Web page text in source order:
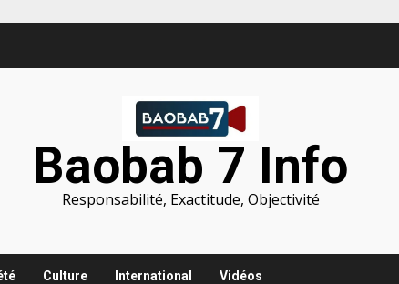
Baobab 7 Info
Responsabilité, Exactitude, Objectivité
Culture International Vidéos